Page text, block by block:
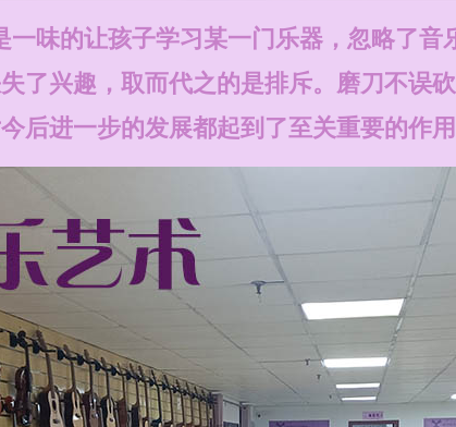
一味的让孩子学习某一门乐器，忽略了音
了兴趣，取而代之的是排斥。磨刀不误
后进一步的发展都起到了至关重要的作用